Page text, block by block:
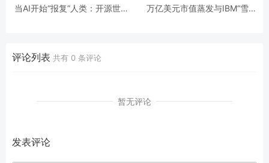
当AI开始“报复”人类：开源世界
万亿美元市值蒸发与IBM“雪
评论列表 共有 0 条评论
暂无评论
发表评论